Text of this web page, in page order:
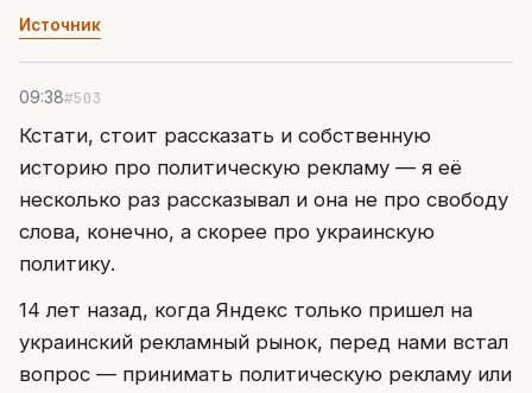
Источник
09:38#503
Кстати, стоит рассказать и собственную
историю про политическую рекламу — я её
несколько раз рассказывал и она не про свободу
слова, конечно, а скорее про украинскую
политику.
14 лет назад, когда Яндекс только пришел на
украинский рекламный рынок, перед нами встал
вопрос — принимать политическую рекламу или